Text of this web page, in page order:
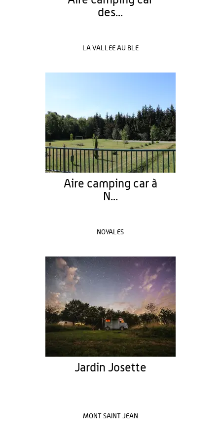
des...
LA VALLEE AU BLE
Aire camping car à
N...
NOYALES
Jardin Josette
MONT SAINT JEAN